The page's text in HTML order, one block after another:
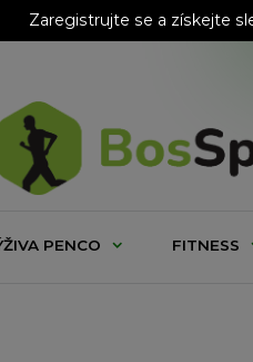
Zaregistrujte se a získejte
PENCO FITNESS